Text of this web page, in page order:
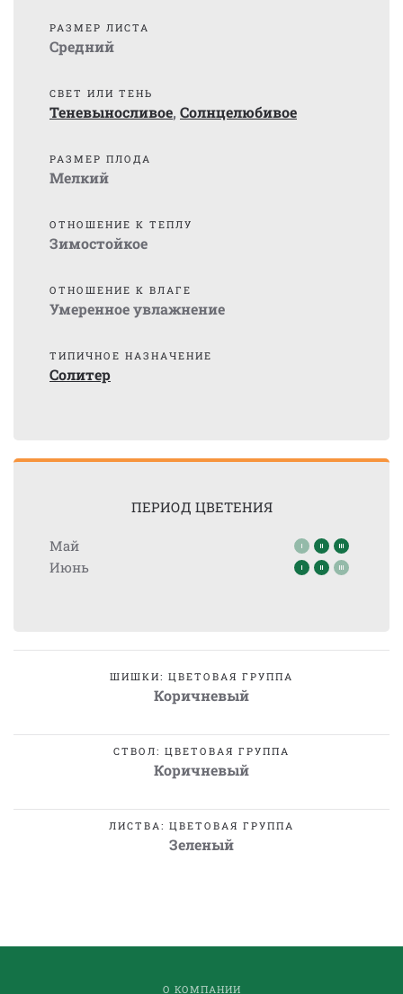
РАЗМЕР ЛИСТА
Средний
СВЕТ ИЛИ ТЕНЬ
Теневыносливое, Солнцелюбивое
РАЗМЕР ПЛОДА
Мелкий
ОТНОШЕНИЕ К ТЕПЛУ
Зимостойкое
ОТНОШЕНИЕ К ВЛАГЕ
Умеренное увлажнение
ТИПИЧНОЕ НАЗНАЧЕНИЕ
Солитер
ПЕРИОД ЦВЕТЕНИЯ
Май
Июнь
ШИШКИ: ЦВЕТОВАЯ ГРУППА
Коричневый
СТВОЛ: ЦВЕТОВАЯ ГРУППА
Коричневый
ЛИСТВА: ЦВЕТОВАЯ ГРУППА
Зеленый
О КОМПАНИИ